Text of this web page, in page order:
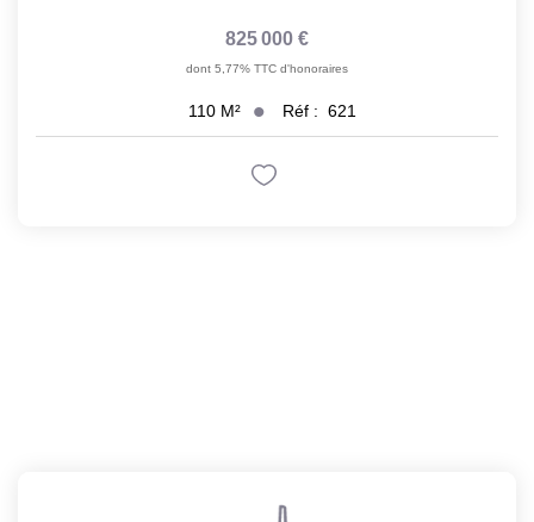
825 000 €
dont 5,77% TTC d'honoraires
110 M² Réf : 621